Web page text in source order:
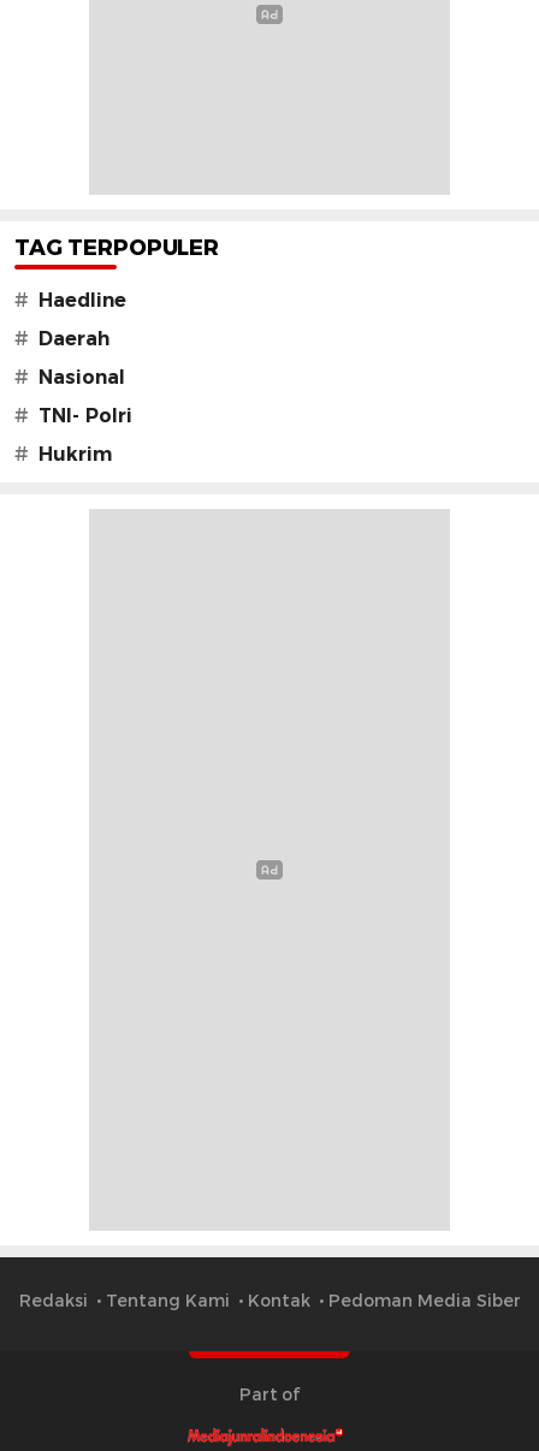
TAG TERPOPULER
# Haedline
# Daerah
# Nasional
# TNI- Polri
# Hukrim
Redaksi Tentang Kami Kontak Pedoman Media Siber
Part of